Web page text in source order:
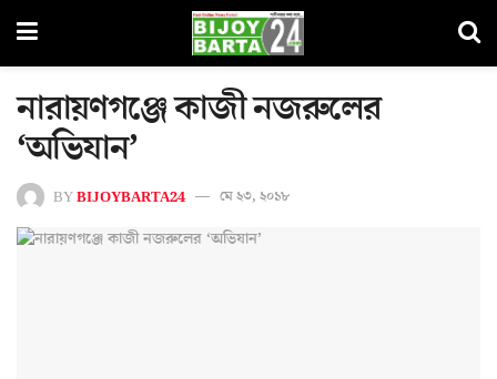
নারায়ণগঞ্জে কাজী নজরুলের
‘অভিযান’
BYBIJOYBARTA24 মে ২৩, ২০১৮